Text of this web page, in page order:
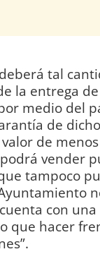
tal
la entrega
medio del
de
de
vender
tampoco
con
que hacer